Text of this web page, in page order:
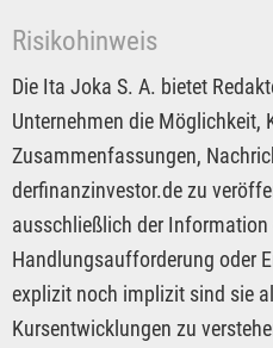
Risikohinweis
Die Ita Joka S. A. bietet
Unternehmen die Möglichkeit,
Zusammenfassungen,
derfinanzinvestor.de zu
ausschließlich der Information
Handlungsaufforderung oder
explizit noch implizit sind sie
Kursentwicklungen zu